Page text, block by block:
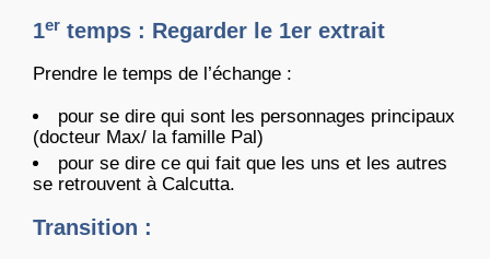
1er temps : Regarder le 1er extrait
Prendre le temps de l’échange :
pour se dire qui sont les personnages principaux
(docteur Max/ la famille Pal)
pour se dire ce qui fait que les uns et les autres
se retrouvent à Calcutta.
Transition :